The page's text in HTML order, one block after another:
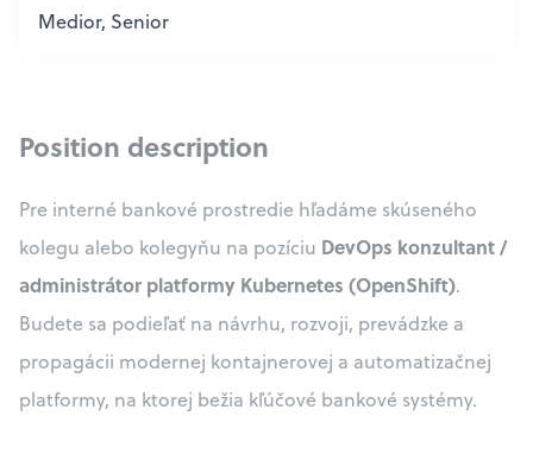
Medior, Senior
Position description
Pre interné bankové prostredie hľadáme skúseného
kolegu alebo kolegyňu na pozíciu DevOps konzultant /
administrátor platformy Kubernetes (OpenShift).
Budete sa podieľať na návrhu, rozvoji, prevádzke a
propagácii modernej kontajnerovej a automatizačnej
platformy, na ktorej bežia kľúčové bankové systémy.